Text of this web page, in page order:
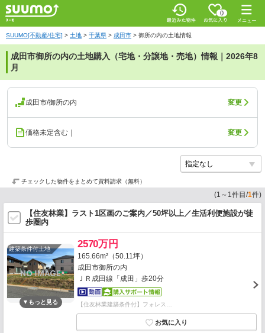
0
SUUMO[不動産/住宅] > 土地 > 千葉県 > 成田市 > 御所の内の土地情報
成田市御所の内の土地購入（宅地・分譲地・売地）情報｜2026年8
月
成田市/御所の内 変更
価格未定含む｜ 変更
チェックした物件をまとめて資料請求（無料）
(1 ～ 1件目/1件)
【住友林業】ラスト1区画のご案内／50坪以上／生活利便施設が徒
歩圏内
建築条件付土地 2570万円
165.66m²（50.11坪）
成田市御所の内
ＪＲ成田線「成田」歩20分
【住友林業建築条件付】フォレス…